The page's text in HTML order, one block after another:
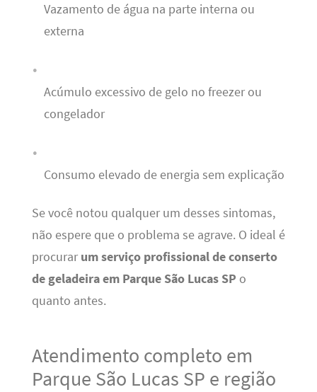
Vazamento de água na parte interna ou
externa
Acúmulo excessivo de gelo no freezer ou
congelador
Consumo elevado de energia sem explicação
Se você notou qualquer um desses sintomas,
não espere que o problema se agrave. O ideal é
procurar um serviço profissional de conserto
de geladeira em Parque São Lucas SP o
quanto antes.
Atendimento completo em
Parque São Lucas SP e região